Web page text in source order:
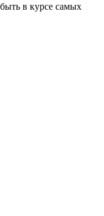
в курсе самых